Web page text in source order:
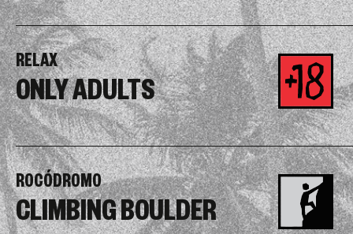
RELAX
ONLY ADULTS
ROCÓDROMO
CLIMBING BOULDER